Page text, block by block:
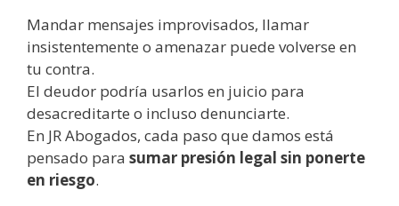
Mandar mensajes improvisados, llamar
insistentemente o amenazar puede volverse en
tu contra.
El deudor podría usarlos en juicio para
desacreditarte o incluso denunciarte.
En JR Abogados, cada paso que damos está
pensado para sumar presión legal sin ponerte
en riesgo.